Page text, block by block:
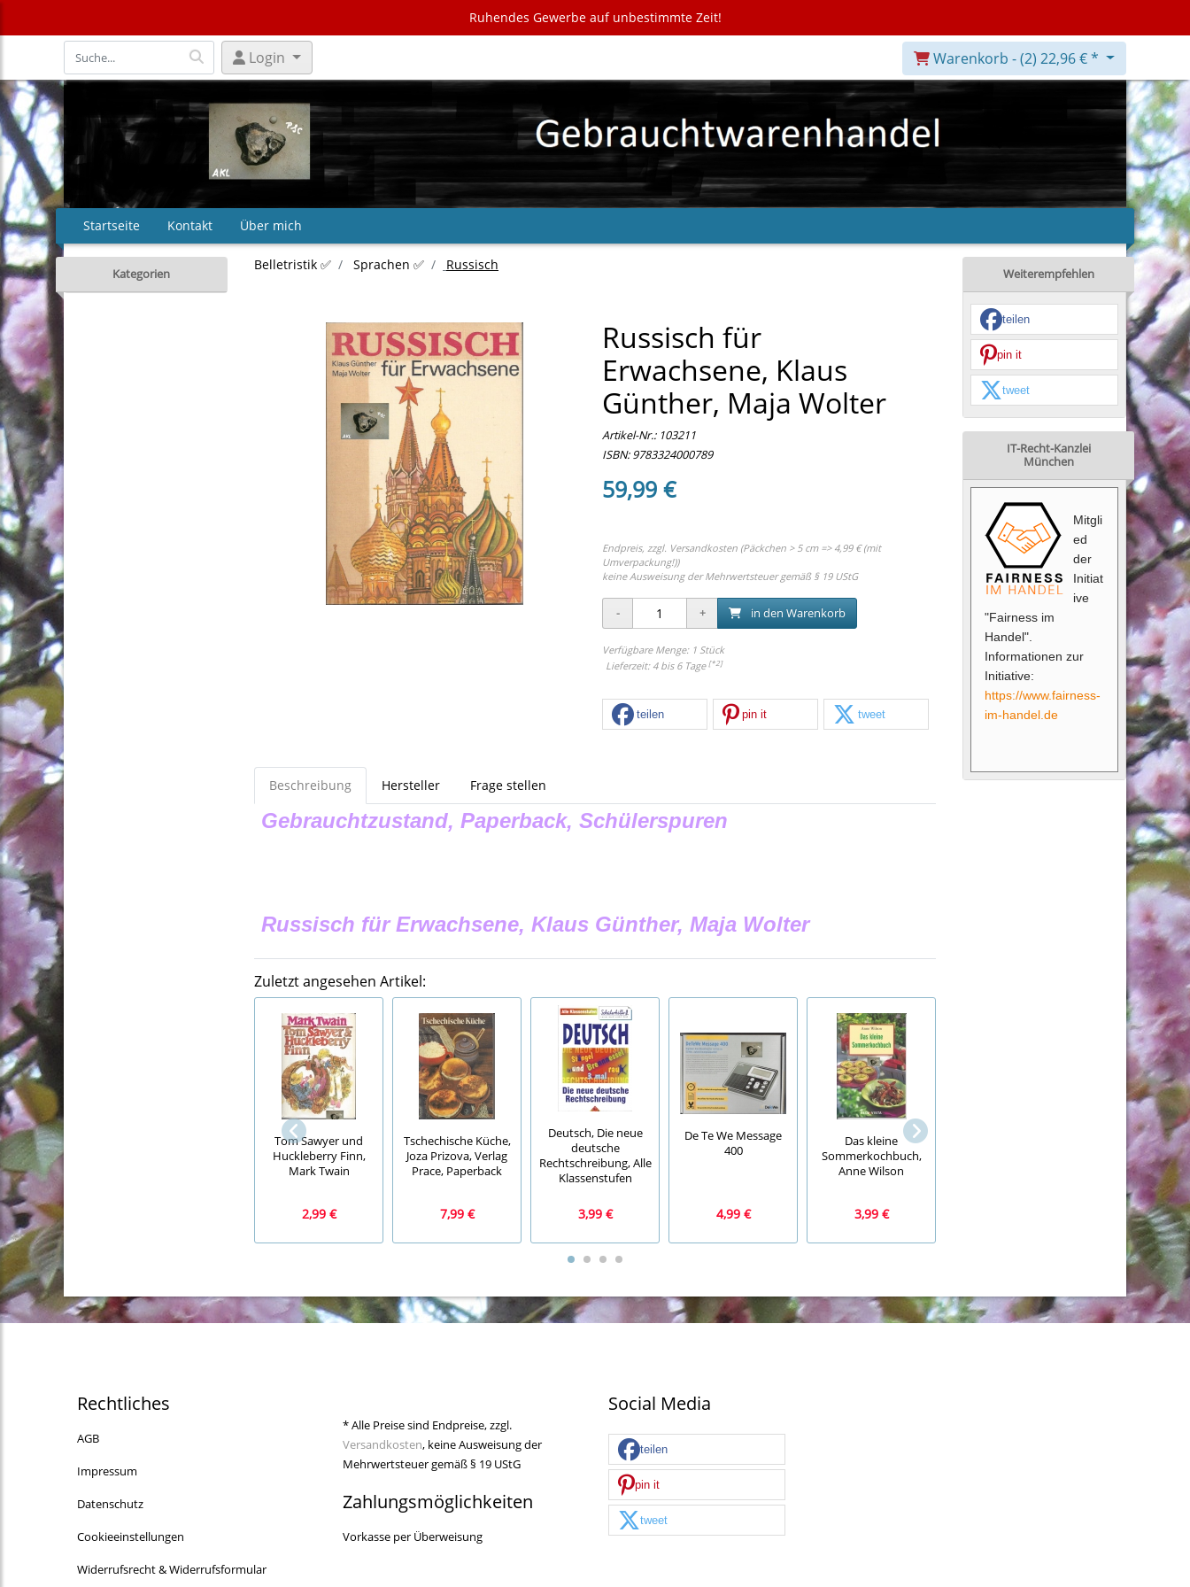
Ruhendes Gewerbe auf unbestimmte Zeit!
Login Warenkorb -(2) 22,96 € *
Startseite Kontakt Über mich
Kategorien
Belletristik ✅ Sprachen ✅ Russisch
Russisch für
Erwachsene, Klaus
Günther, Maja Wolter
Artikel-Nr.: 103211
ISBN: 9783324000789
59,99 €
Endpreis, zzgl. Versandkosten (Päckchen > 5 cm => 4,99 € (mit
Umverpackung!))
keine Ausweisung der Mehrwertsteuer gemäß § 19 UStG
in den Warenkorb
Verfügbare Menge: 1 Stück
Lieferzeit: 4 bis 6 Tage [*2]
teilen pin it tweet
Beschreibung Hersteller Frage stellen
Gebrauchtzustand, Paperback, Schülerspuren
Russisch für Erwachsene, Klaus Günther, Maja Wolter
Zuletzt angesehen Artikel:
Tom Sawyer und
Huckleberry Finn,
Mark Twain
2,99 €
Tschechische Küche,
Joza Prizova, Verlag
Prace, Paperback
7,99 €
Deutsch, Die neue
deutsche
Rechtschreibung, Alle
Klassenstufen
3,99 €
De Te We Message
400
4,99 €
Das kleine
Sommerkochbuch,
Anne Wilson
3,99 €
Byron Stingily,
make me feal,
real
1,99 €
Weiterempfehlen
teilen
pin it
tweet
IT-Recht-Kanzlei
München
Mitgli
ed
der
Initiat
ive
"Fairness im
Handel".
Informationen zur
Initiative:
https://www.fairness-
im-handel.de
Rechtliches
AGB
Impressum
Datenschutz
Cookieeinstellungen
Widerrufsrecht & Widerrufsformular
* Alle Preise sind Endpreise, zzgl.
Versandkosten, keine Ausweisung der
Mehrwertsteuer gemäß § 19 UStG
Zahlungsmöglichkeiten
Vorkasse per Überweisung
Social Media
teilen
pin it
tweet